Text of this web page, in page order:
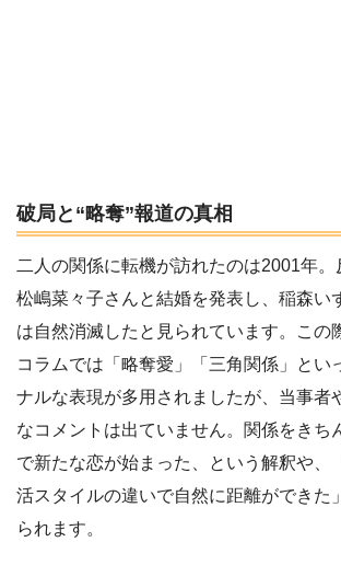
破局と“略奪”報道の真相
二人の関係に転機が訪れたのは2001年
松嶋菜々子さんと結婚を発表し、稲森い
は自然消滅したと見られています。この
コラムでは「略奪愛」「三角関係」とい
ナルな表現が多用されましたが、当事者
なコメントは出ていません。関係をきち
で新たな恋が始まった、という解釈や、
活スタイルの違いで自然に距離ができた
られます。